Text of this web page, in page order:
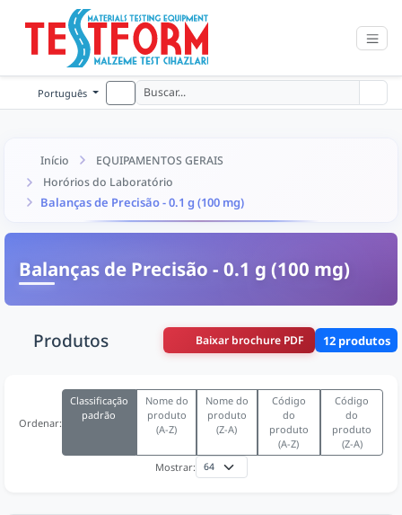
Português
Início
EQUIPAMENTOS GERAIS
Horórios do Laboratório
Balanças de Precisão - 0.1 g (100 mg)
Balanças de Precisão - 0.1 g (100 mg)
Produtos Baixar brochure PDF 12 produtos
Ordenar:
Classificação
padrão
Nome do
produto
(A-Z)
Nome do
produto
(Z-A)
Código
do
produto
(A-Z)
Código
do
produto
(Z-A)
Mostrar: